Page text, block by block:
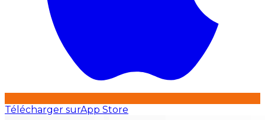
Télécharger surApp Store